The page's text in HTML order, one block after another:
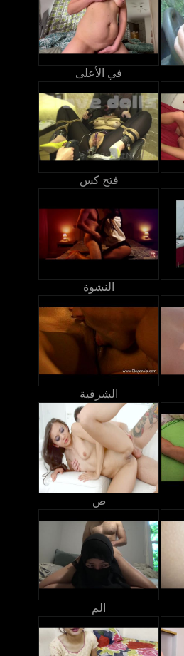
في الأعلى
فتح كس
النشوة
الشرقية
ص
الم